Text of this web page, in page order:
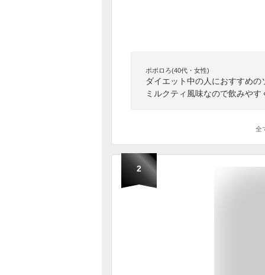
ポポロろ(40代・女性)
ダイエット中の人におすすめ
ミルクティ風味なので飲みや
全
2